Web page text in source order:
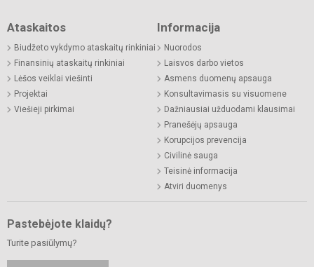
Ataskaitos
Biudžeto vykdymo ataskaitų rinkiniai
Finansinių ataskaitų rinkiniai
Lėšos veiklai viešinti
Projektai
Viešieji pirkimai
Informacija
Nuorodos
Laisvos darbo vietos
Asmens duomenų apsauga
Konsultavimasis su visuomene
Dažniausiai užduodami klausimai
Pranešėjų apsauga
Korupcijos prevencija
Civilinė sauga
Teisinė informacija
Atviri duomenys
Pastebėjote klaidų?
Turite pasiūlymų?